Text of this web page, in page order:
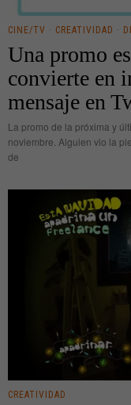
CINE/TV · CREATIVIDAD ·
Una promo
convierte en
mensaje en
La promo de la próxima y
noviembre. Alguien vio la
de
CREATIVIDAD